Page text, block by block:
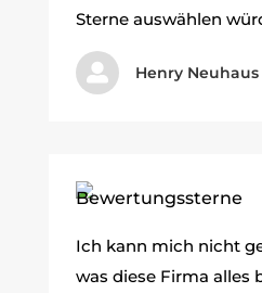
Sterne auswählen
 Henry Neuhaus
Ich kann mich nicht
was diese Firma alles